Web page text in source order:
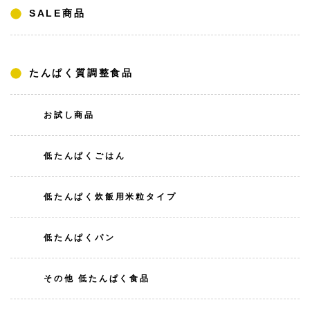
SALE商品
たんぱく質調整食品
お試し商品
低たんぱくごはん
低たんぱく炊飯用米粒タイプ
低たんぱくパン
その他 低たんぱく食品